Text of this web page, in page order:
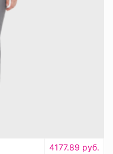
4177.89 руб.